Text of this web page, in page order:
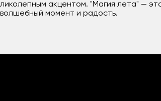
акцентом. "Магия лета" —
волшебный момент и радость.